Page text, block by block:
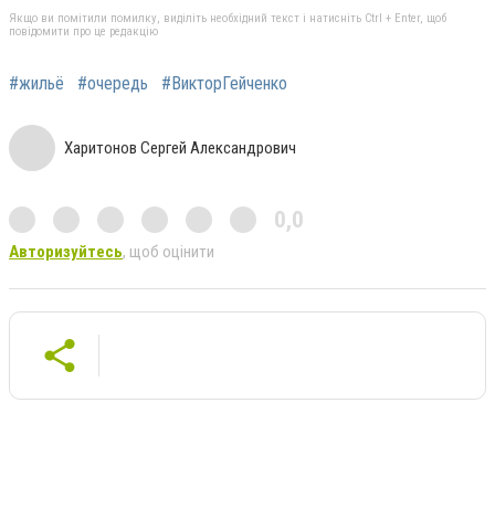
Якщо ви помітили помилку, виділіть необхідний текст і натисніть Ctrl + Enter, щоб
повідомити про це редакцію
#жильё #очередь #ВикторГейченко
Харитонов Сергей Александрович
0,0
Авторизуйтесь, щоб оцінити